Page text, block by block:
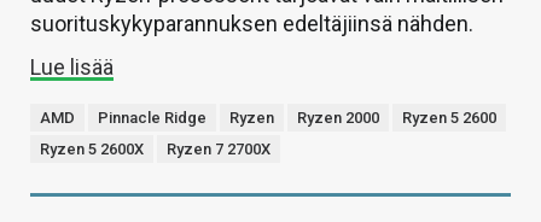
suorituskykyparannuksen edeltäjiinsä nähden.
Lue lisää
AMD Pinnacle Ridge Ryzen Ryzen 2000
Ryzen 5 2600
Ryzen 5 2600X
Ryzen 7 2700X